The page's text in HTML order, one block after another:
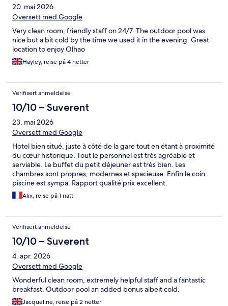
20. mai 2026
Oversett med Google
Very clean room, friendly staff on 24/7. The outdoor pool was
nice but a bit cold by the time we used it in the evening. Great
location to enjoy Olhao
Hayley, reise på 4 netter
Verifisert anmeldelse
10/10 – Suverent
23. mai 2026
Oversett med Google
Hotel bien situé, juste à côté de la gare tout en étant à proximité
du cœur historique. Tout le personnel est très agréable et
serviable. Le buffet du petit déjeuner est très bien. Les
chambres sont propres, modernes et spacieuse. Enfin le coin
piscine est sympa. Rapport qualité prix excellent.
Alix, reise på 1 natt
Verifisert anmeldelse
10/10 – Suverent
4. apr. 2026
Oversett med Google
Wonderful clean room, extremely helpful staff and a fantastic
breakfast. Outdoor pool an added bonus albeit cold.
Jacqueline, reise på 2 netter